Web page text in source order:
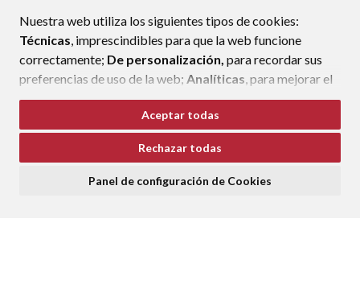
Nuestra web utiliza los siguientes tipos de cookies:
Técnicas, imprescindibles para que la web funcione
correctamente; De personalización, para recordar sus
preferencias de uso de la web; Analíticas, para mejorar el
funcionamiento de la web y sus servicios.
Si acepta pulsando el botón“Aceptar todas”
consideramos que acepta su uso. Si pulsa el botón
ninguna acción, se guardarán las cookies técnicas
Aceptar todas
Rechazar todas
Panel de configuración de Cookies